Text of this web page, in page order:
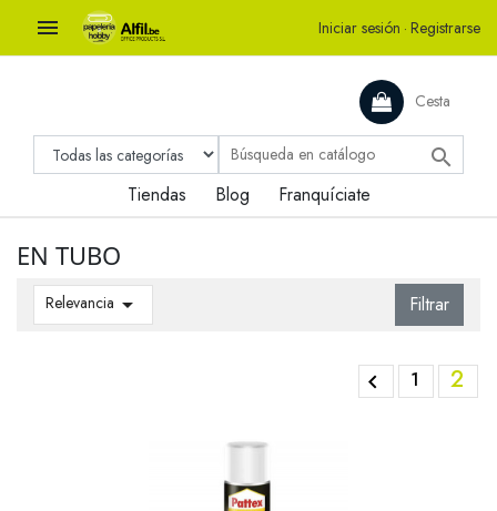
 Iniciar sesión · Registrarse
Cesta

Tiendas Blog Franquíciate
EN TUBO
Relevancia  Filtrar
 1 2